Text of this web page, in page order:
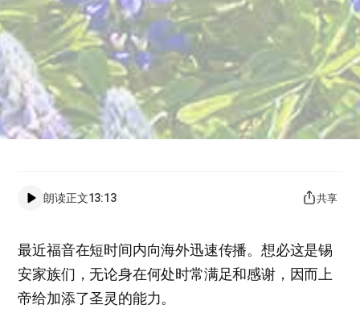
朗读正文13:13 共享
最近福音在短时间内向海外迅速传播。想必这是锡
安家族们，无论身在何处时常满足和感谢，因而上
帝给加添了圣灵的能力。